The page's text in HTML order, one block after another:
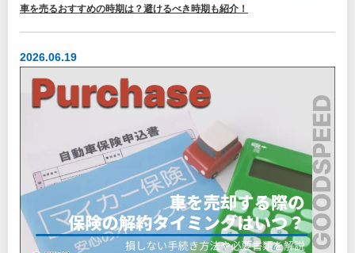
車を売るおすすめの時期は？避けるべき時期も紹介！
2026.06.19